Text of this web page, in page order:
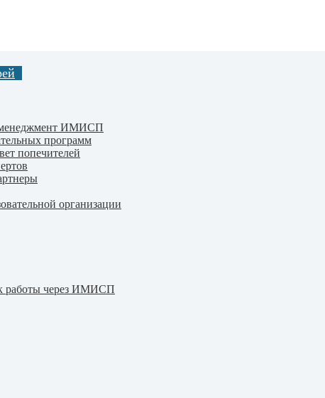
менеджмент ИМИСП
программ
попечителей
организации
работы через ИМИСП